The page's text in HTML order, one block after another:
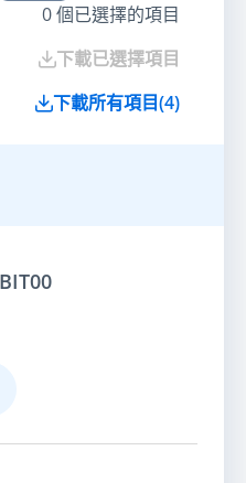
0個已選擇的項目
下載已選擇項目
下載所有項目(4)